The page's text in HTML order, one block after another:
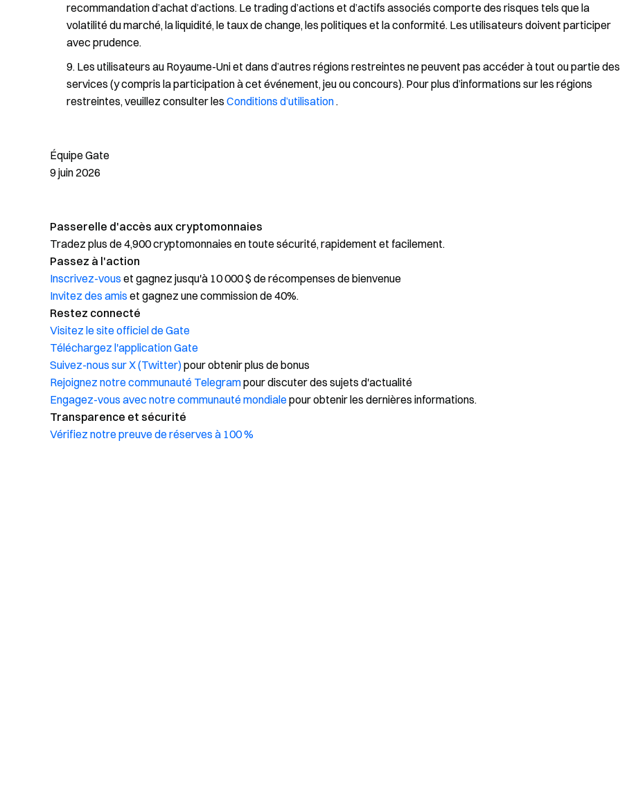
recommandation d’achat d’actions. Le trading d’actions et d’actifs associés comporte des risques tels que la
volatilité du marché, la liquidité, le taux de change, les politiques et la conformité. Les utilisateurs doivent participer
avec prudence.
Les utilisateurs au Royaume-Uni et dans d’autres régions restreintes ne peuvent pas accéder à tout ou partie des
services (y compris la participation à cet événement, jeu ou concours). Pour plus d’informations sur les régions
restreintes, veuillez consulter les Conditions d’utilisation.
Équipe Gate
9 juin 2026
Passerelle d'accès aux cryptomonnaies
Tradez plus de 4,900 cryptomonnaies en toute sécurité, rapidement et facilement.
Passez à l'action
Inscrivez-vous et gagnez jusqu'à 10 000 $ de récompenses de bienvenue
Invitez des amis et gagnez une commission de 40%.
Restez connecté
Visitez le site officiel de Gate
Téléchargez l'application Gate
Suivez-nous sur X (Twitter)pour obtenir plus de bonus
Rejoignez notre communauté Telegrampour discuter des sujets d'actualité
Engagez-vous avec notre communauté mondialepour obtenir les dernières informations.
Transparence et sécurité
Vérifiez notre preuve de réserves à 100 %